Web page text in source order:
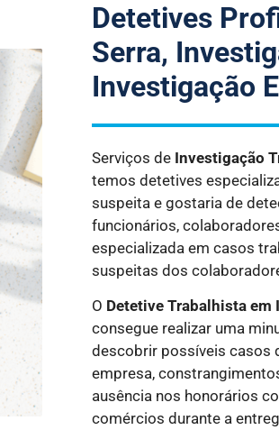
Detetives
Serra,
Investigação
Serviços de Investigação
temos detetives
suspeita e gostaria de
funcionários,
especializada em casos
suspeitas dos
O Detetive Trabalhistaem
consegue realizar uma
descobrir possíveis casos
empresa,
ausência nos honorários
comércios durante a